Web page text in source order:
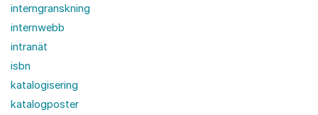
interngranskning
internwebb
intranät
isbn
katalogisering
katalogposter